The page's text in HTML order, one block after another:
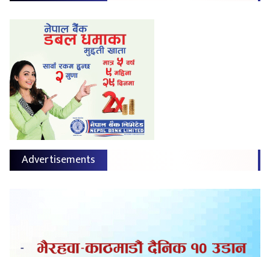
Advertisements